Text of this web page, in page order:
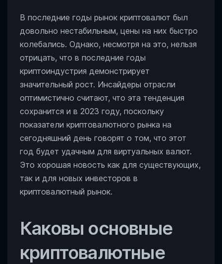
на
2023
В последние годы рынок криптовалют был
довольно нестабильным, цены на них быстро
колебались. Однако, несмотря на это, нельзя
отрицать, что в последние годы
криптоиндустрия демонстрирует
значительный рост. Инсайдеры отрасли
оптимистично считают, что эта тенденция
сохранится и в 2023 году, поскольку
показатели криптовалютного рынка на
сегодняшний день говорят о том, что этот
год будет удачным для виртуальных валют.
Это хорошая новость как для существующих,
так и для новых инвесторов в
криптовалютный рынок.
Каковы основные
криптовалютные